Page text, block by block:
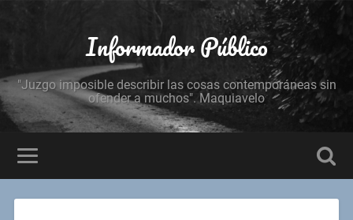
Informador Público
"Juzgo imposible describir las cosas contemporáneas sin
ofender a muchos". Maquiavelo